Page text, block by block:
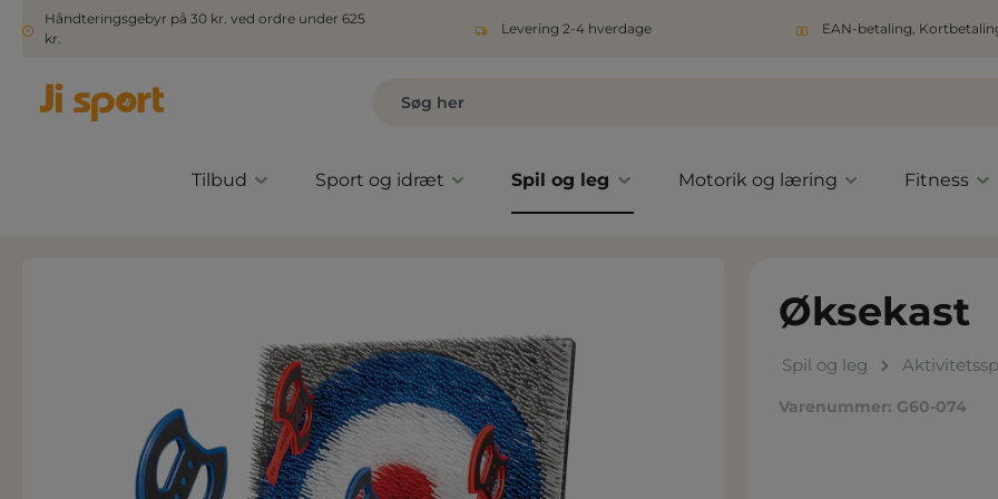
Håndteringsgebyr på 30 kr. ved ordre under 625
kr.
Levering 2-4 hverdage EAN-betaling,
Tilbud Sport og idræt Spil og leg Motorik og læring Fitness
Øksekast
Spil og leg
Varenummer: G60-074